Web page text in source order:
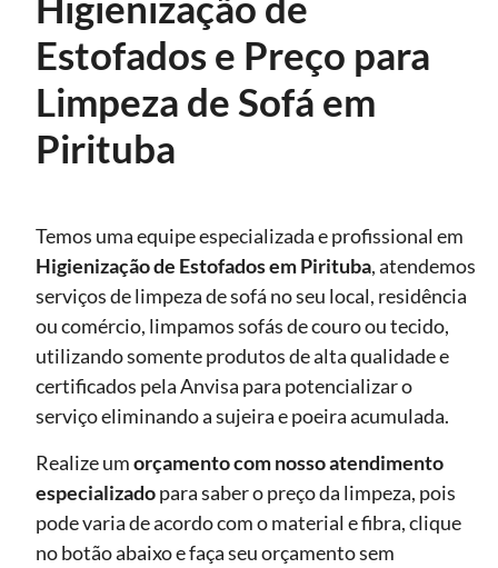
Estofados e Preço para
Limpeza de Sofá em
Pirituba
Temos uma equipe especializada e profissional em
Higienização de Estofadosem Pirituba, atendemos
serviços de limpeza de sofá no seu local, residência
ou comércio, limpamos sofás de couro ou tecido,
utilizando somente produtos de alta qualidade e
certificados pela Anvisa para potencializar o
serviço eliminando a sujeira e poeira acumulada.
Realize umorçamento com nosso atendimento
especializadopara saber o preço da limpeza, pois
pode varia de acordo com o material e fibra, clique
no botão abaixo e faça seu orçamento sem